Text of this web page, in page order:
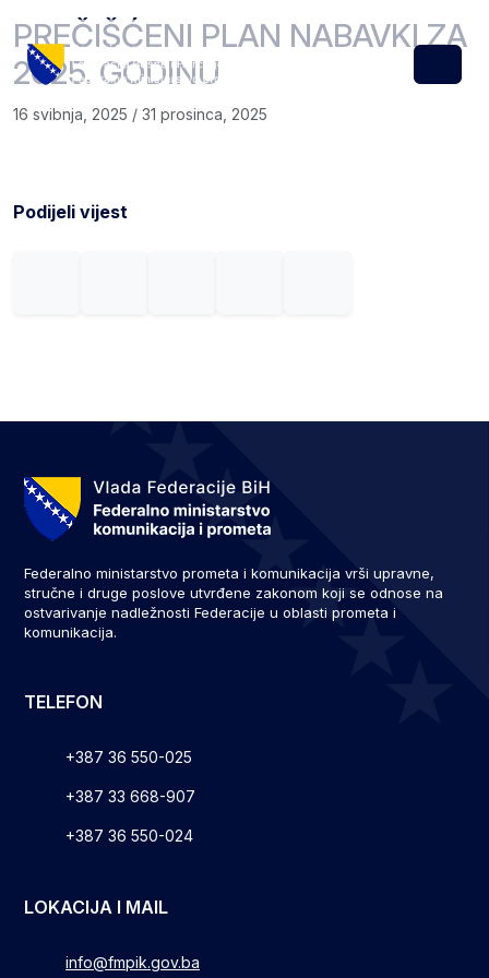
Skip to content
Skip to footer
Menu
PREČIŠĆENI PLAN NABAVKI ZA
2025. GODINU
16 svibnja, 2025 / 31 prosinca, 2025
Podijeli vijest
Federalno ministarstvo prometa i komunikacija vrši upravne,
stručne i druge poslove utvrđene zakonom koji se odnose na
ostvarivanje nadležnosti Federacije u oblasti prometa i
komunikacija.
TELEFON
+387 36 550-025
+387 33 668-907
+387 36 550-024
LOKACIJA I MAIL
info@fmpik.gov.ba